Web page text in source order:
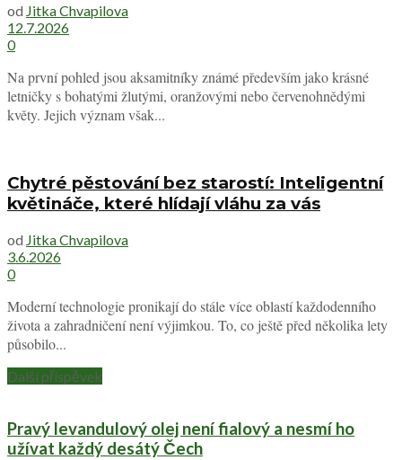
od Jitka Chvapilova
12.7.2026
0
Na první pohled jsou aksamitníky známé především jako krásné
letničky s bohatými žlutými, oranžovými nebo červenohnědými
květy. Jejich význam však...
Chytré pěstování bez starostí: Inteligentní
květináče, které hlídají vláhu za vás
od Jitka Chvapilova
3.6.2026
0
Moderní technologie pronikají do stále více oblastí každodenního
života a zahradničení není výjimkou. To, co ještě před několika lety
působilo...
Další příspěvek
Pravý levandulový olej není fialový a nesmí ho
užívat každý desátý Čech